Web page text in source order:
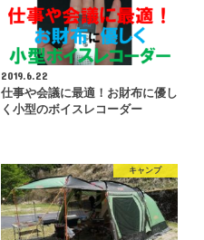
2019.6.22
仕事や会議に最適！お財布に優し
く小型のボイスレコーダー
キャンプ